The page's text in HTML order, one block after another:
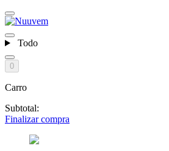
Todo
0
Carro
Subtotal:
Finalizar compra